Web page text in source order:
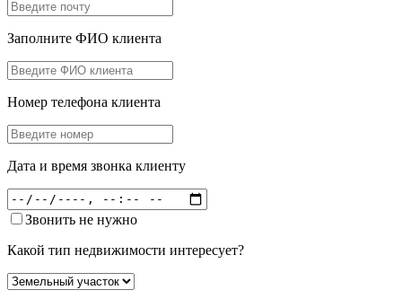
Заполните ФИО клиента
Номер телефона клиента
Дата и время звонка клиенту
Звонить не нужно
Какой тип недвижимости интересует?